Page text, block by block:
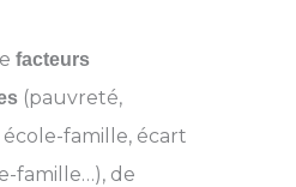
facteurs
(pauvreté,
école-famille, écart
famille…), de